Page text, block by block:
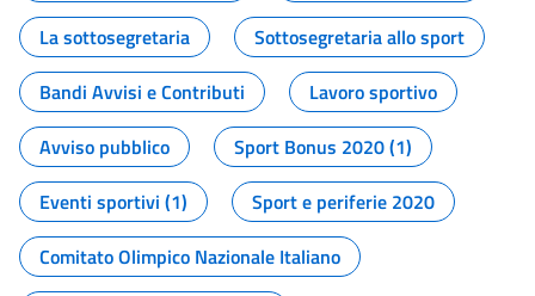
La sottosegretaria
Sottosegretaria allo sport
Bandi Avvisi e Contributi
Lavoro sportivo
Avviso pubblico
Sport Bonus 2020 (1)
Eventi sportivi (1)
Sport e periferie 2020
Comitato Olimpico Nazionale Italiano